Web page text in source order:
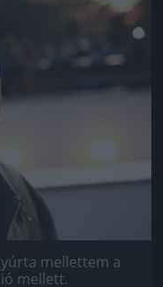
mellettem a
mellett.